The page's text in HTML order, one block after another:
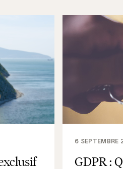
GDPR :
6 SEPTEMBRE